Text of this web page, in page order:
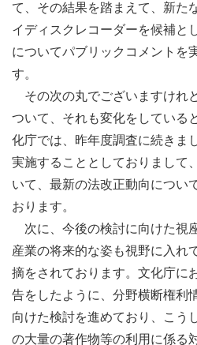
て、その結果を踏まえて、新た
イディスクレコーダーを候補と
についてパブリックコメントを
す。
その次の丸でございますけれ
ついて、それも変化をしている
化庁では、昨年度調査に続きま
実施することとしておりまして
いて、最新の法改正動向につい
おります。
次に、今後の検討に向けた視
産業の将来的な姿も視野に入れ
摘をされております。文化庁に
告をしたように、分野横断権利
向けた検討を進めており、こう
の大量の著作物等の利用に係る